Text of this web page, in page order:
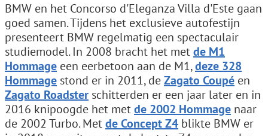
BMW en het Concorso d'Eleganza Villa d'Este gaan
goed samen. Tijdens het exclusieve autofestijn
presenteert BMW regelmatig een spectaculair
studiemodel. In 2008 bracht het metde M1
Hommage een eerbetoon aan de M1,deze 328
Hommage stond er in 2011, deZagato Coupé en
Zagato Roadster schitterden er een jaar later en in
2016 knipoogde het metde 2002 Hommage naar
de 2002 Turbo. Metde Concept Z4 blikte BMW er